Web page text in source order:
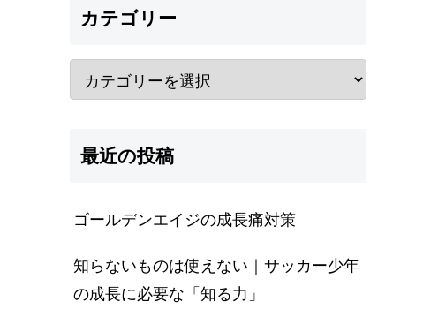
カテゴリー
最近の投稿
ゴールデンエイジの成長痛対策
知らないものは使えない｜サッカー少年
の成長に必要な「知る力」